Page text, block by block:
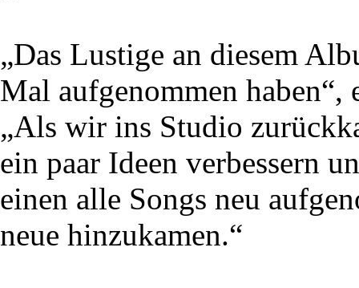
„Das Lustige an diesem
Mal aufgenommen
„Als wir ins Studio
ein paar Ideen verbessern
einen alle Songs neu
neue hinzukamen.“